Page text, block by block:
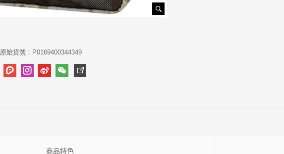
原始貨號：P0169400344349
商品特色